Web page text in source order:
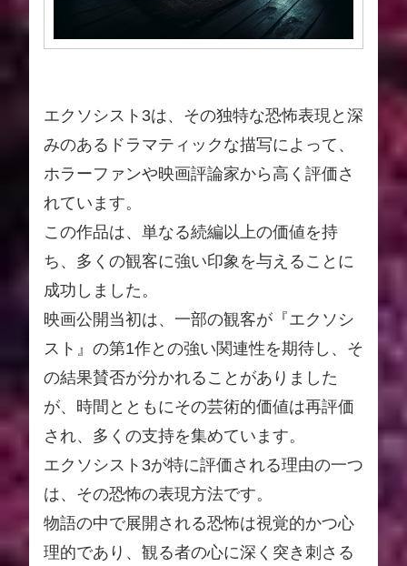
エクソシスト3は、その独特な恐怖表現と深
みのあるドラマティックな描写によって、
ホラーファンや映画評論家から高く評価さ
れています。
この作品は、単なる続編以上の価値を持
ち、多くの観客に強い印象を与えることに
成功しました。
映画公開当初は、一部の観客が『エクソシ
スト』の第1作との強い関連性を期待し、そ
の結果賛否が分かれることがありました
が、時間とともにその芸術的価値は再評価
され、多くの支持を集めています。
エクソシスト3が特に評価される理由の一つ
は、その恐怖の表現方法です。
物語の中で展開される恐怖は視覚的かつ心
理的であり、観る者の心に深く突き刺さる